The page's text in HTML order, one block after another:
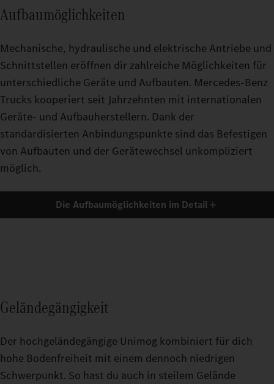
Aufbaumöglichkeiten
Mechanische, hydraulische und elektrische Antriebe und
Schnittstellen eröffnen dir zahlreiche Möglichkeiten für
unterschiedliche Geräte und Aufbauten. Mercedes‑Benz
Trucks kooperiert seit Jahrzehnten mit internationalen
Geräte- und Aufbauherstellern. Dank der
standardisierten Anbindungspunkte sind das Befestigen
von Aufbauten und der Gerätewechsel unkompliziert
möglich.
Die Aufbaumöglichkeiten im Detail
Geländegängigkeit
Der hochgeländegängige Unimog kombiniert für dich
hohe Bodenfreiheit mit einem dennoch niedrigen
Schwerpunkt. So hast du auch in steilem Gelände